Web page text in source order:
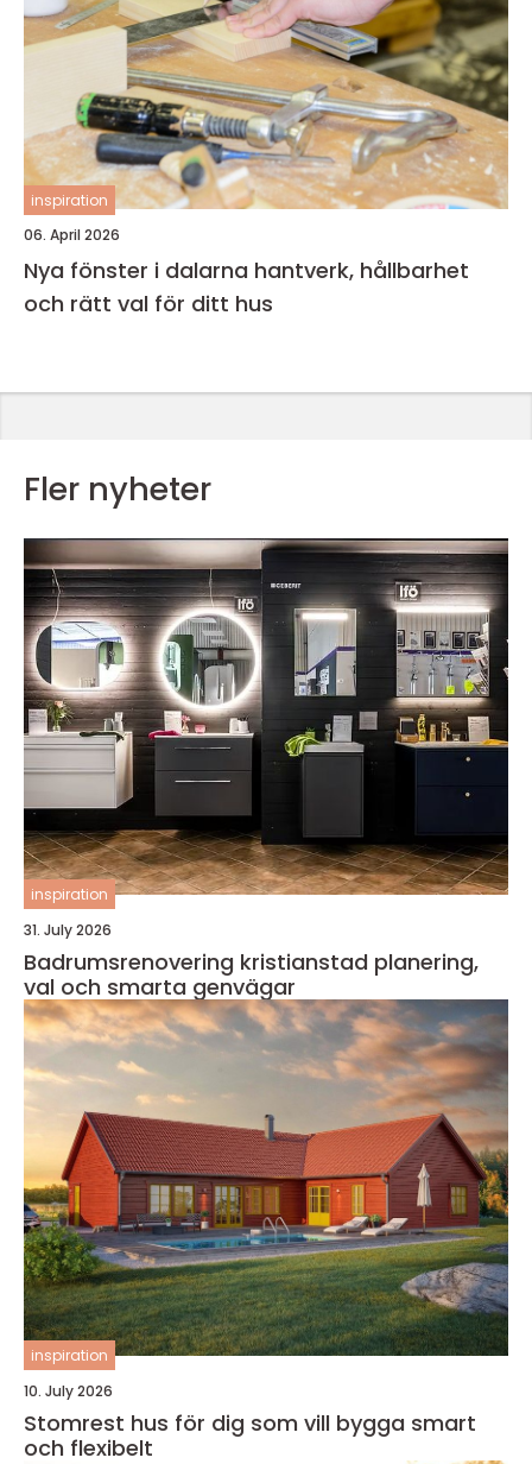
inspiration
06. April 2026
Nya fönster i dalarna hantverk, hållbarhet
och rätt val för ditt hus
Fler nyheter
inspiration
31. July 2026
Badrumsrenovering kristianstad planering,
val och smarta genvägar
inspiration
10. July 2026
Stomrest hus för dig som vill bygga smart
och flexibelt